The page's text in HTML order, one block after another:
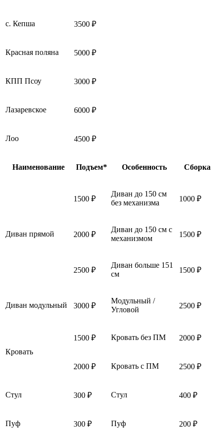
с. Кепша 3500 ₽
Красная поляна 5000 ₽
КПП Псоу 3000 ₽
Лазаревское 6000 ₽
Лоо 4500 ₽
Наименование Подъем* Особенность Сборка
Диван прямой
1500 ₽
Диван до 150 см
без механизма
1000 ₽
2000 ₽
Диван до 150 см с
механизмом
1500 ₽
2500 ₽
Диван больше 151
см
1500 ₽
Диван модульный 3000 ₽
Модульный /
Угловой
2500 ₽
Кровать
1500 ₽ Кровать без ПМ 2000 ₽
2000 ₽ Кровать с ПМ 2500 ₽
Стул 300 ₽ Стул 400 ₽
Пуф 300 ₽ Пуф 200 ₽